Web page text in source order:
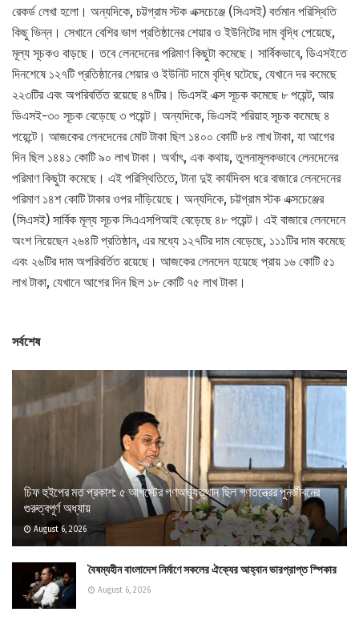
রেকর্ড লেখা হলো। অন্যদিকে, চট্টগ্রাম স্টক এক্সচেঞ্জে (সিএসই) বর্তমান পরিস্থিতি
কিছু ভিন্ন। সেখানে বেশির ভাগ প্রতিষ্ঠানের শেয়ার ও ইউনিটের দাম বৃদ্ধি পেয়েছে,
মূল্য সূচকও বাড়ছে। তবে লেনদেনের পরিমাণ কিছুটা কমেছে। সার্বিকভাবে, ডিএসইতে
দিনশেষে ১২৭টি প্রতিষ্ঠানের শেয়ার ও ইউনিট দামে বৃদ্ধি ঘটেছে, যেখানে দর কমেছে
২২৩টির এবং অপরিবর্তিত রয়েছে ৪৭টির। ডিএসই এক্স সূচক কমেছে ৮ পয়েন্ট, আর
ডিএসই-৩০ সূচক বেড়েছে ৩ পয়েন্ট। অন্যদিকে, ডিএসই শরিয়াহ সূচক কমেছে ৪
পয়েন্টে। আজকের লেনদেনের মোট টাকা ছিল ১৪০০ কোটি ৮৪ লাখ টাকা, যা আগের
দিন ছিল ১৪৪১ কোটি ৯০ লাখ টাকা। অর্থাৎ, এক কথায়, তুলনামূলকভাবে লেনদেনের
পরিমাণ কিছুটা কমেছে। এই পরিস্থিতিতে, টানা দুই কার্যদিবস ধরে বাজারে লেনদেনের
পরিমাণ ১৪শ কোটি টাকার ওপর দাঁড়িয়েছে। অন্যদিকে, চট্টগ্রাম স্টক এক্সচেঞ্জের
(সিএসই) সার্বিক মূল্য সূচক সিএএসপিআই বেড়েছে ৪৮ পয়েন্ট। এই বাজারে লেনদেনে
অংশ নিয়েছেন ২৬৪টি প্রতিষ্ঠান, এর মধ্যে ১২৭টির দাম বেড়েছে, ১১১টির দাম কমেছে
এবং ২৬টির দাম অপরিবর্তিত রয়েছে। আজকের লেনদেন হয়েছে প্রায় ১৬ কোটি ৫১
লাখ টাকা, যেখানে আগের দিন ছিল ১৮ কোটি ৭৫ লাখ টাকা।
সর্বশেষ
চিফ হুইপের মত প্রকাশ: ৫ আগস্টের গণঅভ্যুত্থান ছিল গণতন্ত্রের পুনর্জীবনের
গুরুত্বপূর্ণ অধ্যায়
August 6, 2026
বৈষম্যহীন বাংলাদেশ নির্মাণে সকলের ঐক্যের আহ্বান ভারপ্রাপ্ত স্পিকার
August 6, 2026